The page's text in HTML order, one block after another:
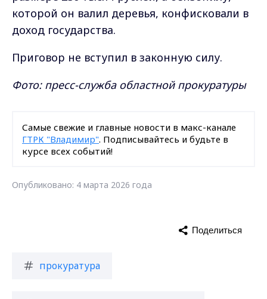
которой он валил деревья, конфисковали в
доход государства.
Приговор не вступил в законную силу.
Фото: пресс-служба областной прокуратуры
Самые свежие и главные новости в макс-канале
ГТРК "Владимир". Подписывайтесь и будьте в
курсе всех событий!
Опубликовано: 4 марта 2026 года
прокуратура
Поделиться